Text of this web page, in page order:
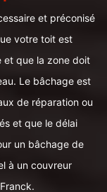
et préconisé
votre toit est
et que la zone doit
Le bâchage est
de réparation ou
et que le délai
un bâchage de
à un couvreur